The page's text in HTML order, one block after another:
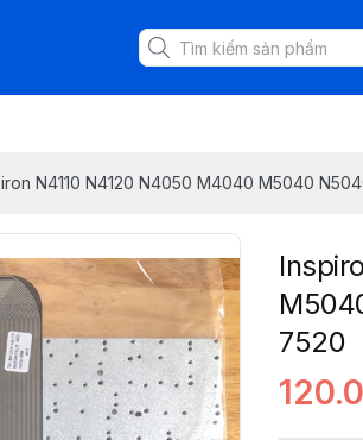
N4110 N4120 N4050 M4040 M5040
7520